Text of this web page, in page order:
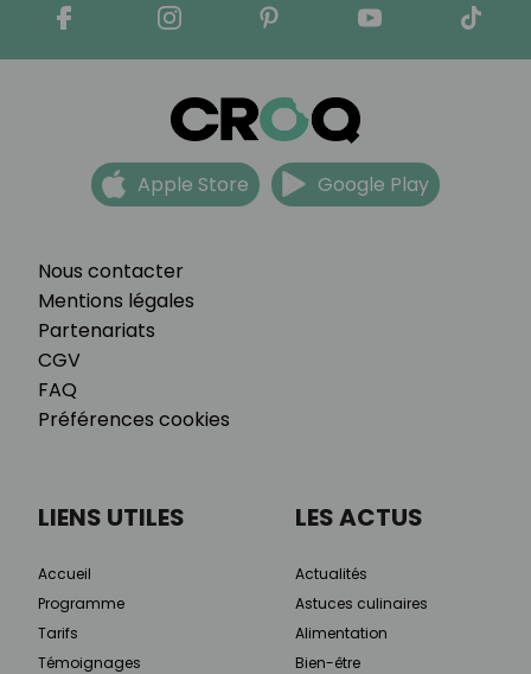
Nous contacter
Mentions légales
Partenariats
CGV
FAQ
Préférences cookies
Apple Store Google Play
LIENS UTILES
Accueil
Programme
Tarifs
Témoignages
LES ACTUS
Actualités
Astuces culinaires
Alimentation
Bien-être